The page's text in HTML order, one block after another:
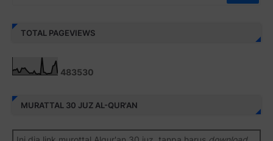
TOTAL PAGEVIEWS
483530
MURATTAL 30 JUZ AL-QUR'AN